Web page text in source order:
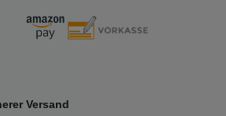
Versand